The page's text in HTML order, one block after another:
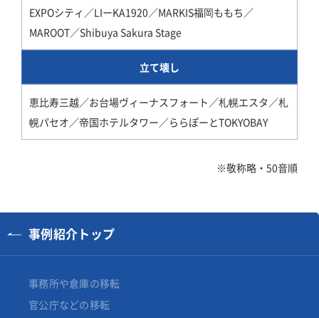
EXPOシティ／LIーKA1920／MARKIS福岡ももち／
MAROOT／Shibuya Sakura Stage
立て壊し
恵比寿三越／お台場ヴィーナスフォート／札幌エスタ／札
幌パセオ／帝国ホテルタワー／ららぽーとTOKYOBAY
※敬称略・50音順
事例紹介トップ
事務所や倉庫の移転
官公庁などの移転